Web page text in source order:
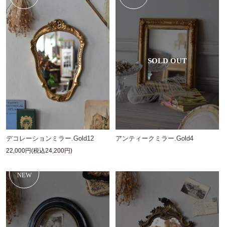
デコレーションミラー.Gold12
22,000円(税込24,200円)
アンティークミラー.Gold4
NEW